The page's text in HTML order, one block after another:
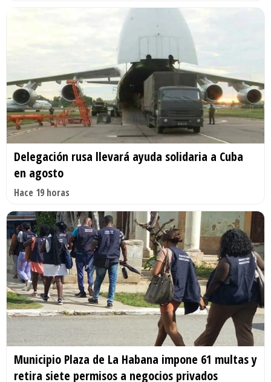
Delegación rusa llevará ayuda solidaria a Cuba
en agosto
Hace 19 horas
Municipio Plaza de La Habana impone 61 multas y
retira siete permisos a negocios privados